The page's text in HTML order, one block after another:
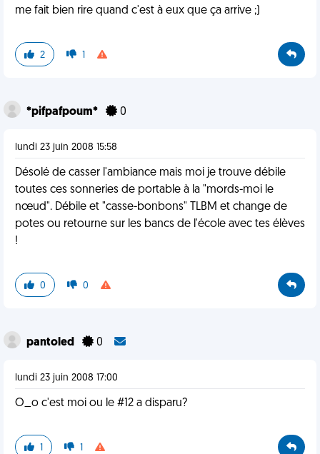
me fait bien rire quand c'est à eux que ça arrive ;)
2 1
*pifpafpoum* 0
lundi 23 juin 2008 15:58
Désolé de casser l'ambiance mais moi je trouve débile
toutes ces sonneries de portable à la "mords-moi le
nœud". Débile et "casse-bonbons" TLBM et change de
potes ou retourne sur les bancs de l'école avec tes élèves
!
0 0
pantoled 0
lundi 23 juin 2008 17:00
O_o c'est moi ou le #12 a disparu?
1 1